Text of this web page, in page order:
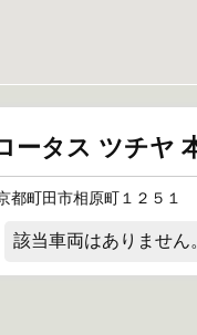
ータス ツチヤ
都町田市相原町１２５１
該当車両はありません